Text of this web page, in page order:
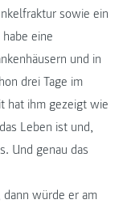
sowie ein
eine
und in
drei Tage im
hat ihm gezeigt wie
Leben ist und,
Und genau das
würde er am